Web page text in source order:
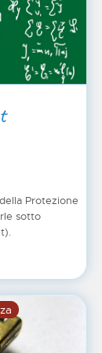
Protezione
sotto